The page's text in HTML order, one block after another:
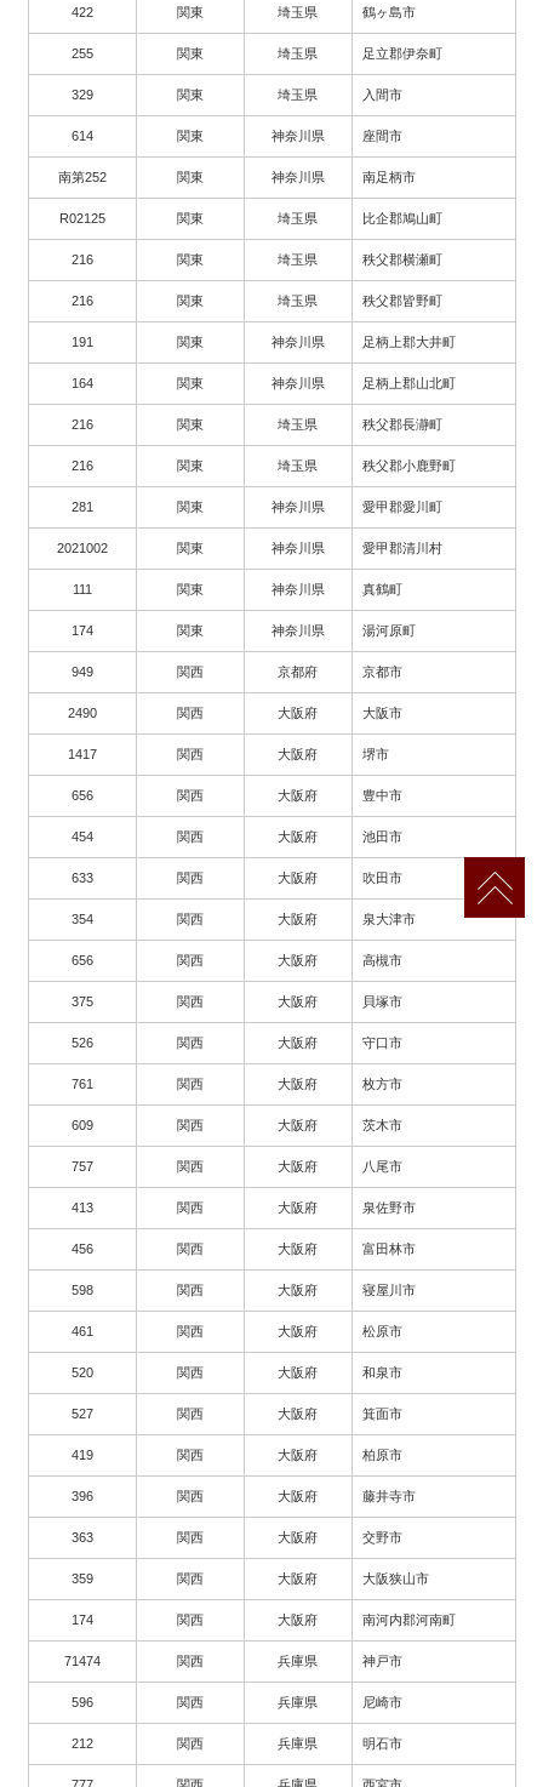
422 関東 埼玉県 鶴ヶ島市
255 関東 埼玉県 足立郡伊奈町
329 関東 埼玉県 入間市
614 関東 神奈川県 座間市
南第252 関東 神奈川県 南足柄市
R02125 関東 埼玉県 比企郡鳩山町
216 関東 埼玉県 秩父郡横瀬町
216 関東 埼玉県 秩父郡皆野町
191 関東 神奈川県 足柄上郡大井町
164 関東 神奈川県 足柄上郡山北町
216 関東 埼玉県 秩父郡長瀞町
216 関東 埼玉県 秩父郡小鹿野町
281 関東 神奈川県 愛甲郡愛川町
2021002 関東 神奈川県 愛甲郡清川村
111 関東 神奈川県 真鶴町
174 関東 神奈川県 湯河原町
949 関西 京都府 京都市
2490 関西 大阪府 大阪市
1417 関西 大阪府 堺市
656 関西 大阪府 豊中市
454 関西 大阪府 池田市
633 関西 大阪府 吹田市
354 関西 大阪府 泉大津市
656 関西 大阪府 高槻市
375 関西 大阪府 貝塚市
526 関西 大阪府 守口市
761 関西 大阪府 枚方市
609 関西 大阪府 茨木市
757 関西 大阪府 八尾市
413 関西 大阪府 泉佐野市
456 関西 大阪府 富田林市
598 関西 大阪府 寝屋川市
461 関西 大阪府 松原市
520 関西 大阪府 和泉市
527 関西 大阪府 箕面市
419 関西 大阪府 柏原市
396 関西 大阪府 藤井寺市
363 関西 大阪府 交野市
359 関西 大阪府 大阪狭山市
174 関西 大阪府 南河内郡河南町
71474 関西 兵庫県 神戸市
596 関西 兵庫県 尼崎市
212 関西 兵庫県 明石市